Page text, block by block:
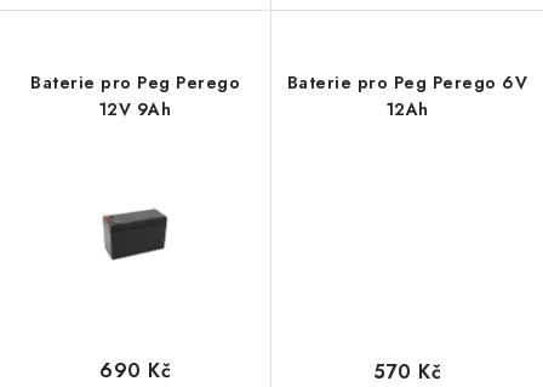
Baterie pro Peg Perego
12V 9Ah
690 Kč
Baterie pro Peg Perego 6V
12Ah
570 Kč